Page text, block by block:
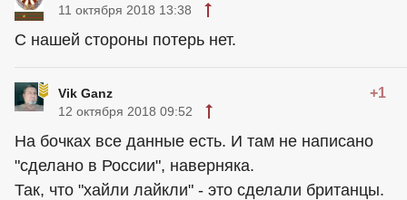
11 октября 2018 13:38
С нашей стороны потерь нет.
Vik Ganz +1
12 октября 2018 09:52
На бочках все данные есть. И там не написано
"сделано в России", наверняка.
Так, что "хайли лайкли" - это сделали британцы.